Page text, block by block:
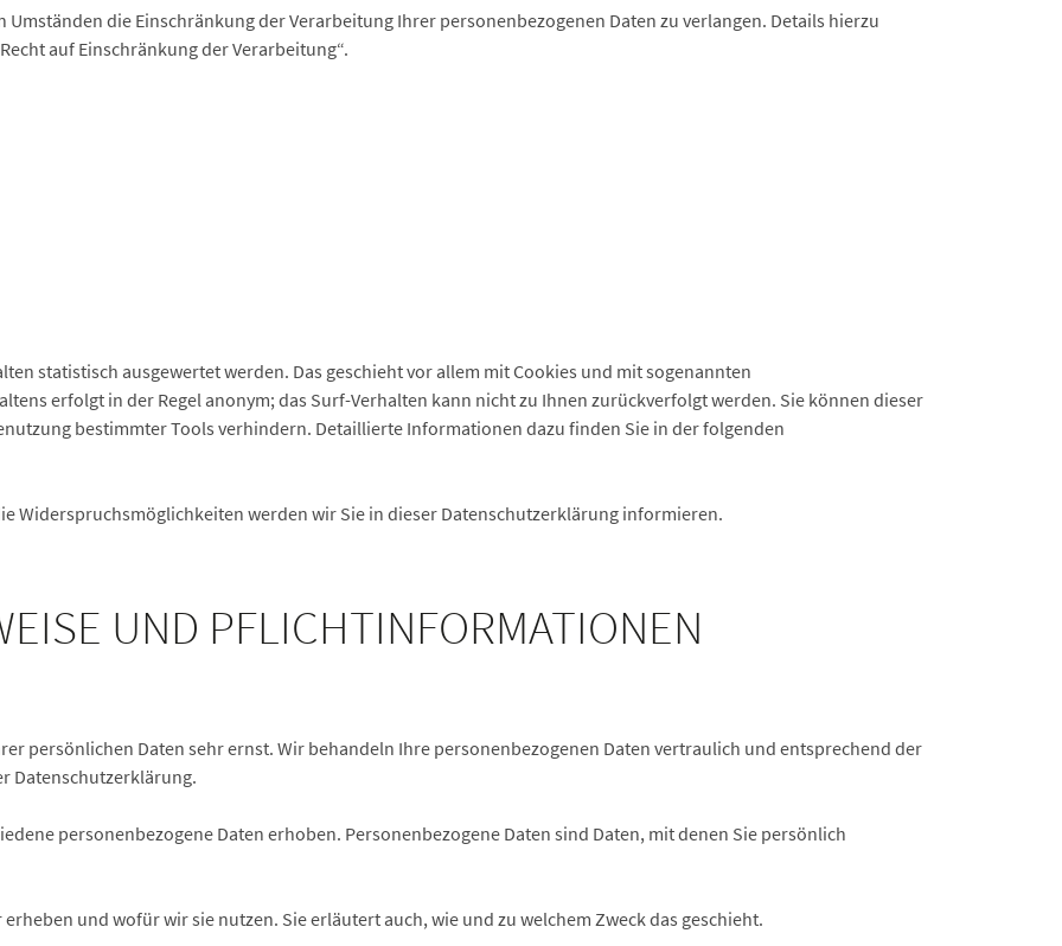
die Einschränkung der Verarbeitung Ihrer personenbezogenen Daten zu verlangen. Details hierzu
auf Einschränkung der Verarbeitung“.
statistisch ausgewertet werden. Das geschieht vor allem mit Cookies und mit sogenannten
erfolgt in der Regel anonym; das Surf-Verhalten kann nicht zu Ihnen zurückverfolgt werden. Sie können dieser
bestimmter Tools verhindern. Detaillierte Informationen dazu finden Sie in der folgenden
Widerspruchsmöglichkeiten werden wir Sie in dieser Datenschutzerklärung informieren.
UND PFLICHTINFORMATIONEN
persönlichen Daten sehr ernst. Wir behandeln Ihre personenbezogenen Daten vertraulich und entsprechend der
Datenschutzerklärung.
personenbezogene Daten erhoben. Personenbezogene Daten sind Daten, mit denen Sie persönlich
und wofür wir sie nutzen. Sie erläutert auch, wie und zu welchem Zweck das geschieht.